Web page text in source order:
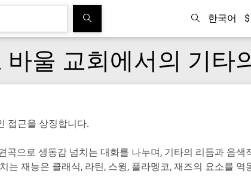
한국어
울 교회에서의 기타
접근을 상징합니다.
으로 생동감 넘치는 대화를 나누며, 기타의 리듬과 음
재능은 클래식, 라틴, 스윙, 플라멩코, 재즈의 요소를 역